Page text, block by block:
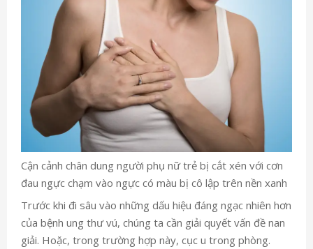
Cận cảnh chân dung người phụ nữ trẻ bị cắt xén với cơn
đau ngực chạm vào ngực có màu bị cô lập trên nền xanh
Trước khi đi sâu vào những dấu hiệu đáng ngạc nhiên hơn
của bệnh ung thư vú, chúng ta cần giải quyết vấn đề nan
giải. Hoặc, trong trường hợp này, cục u trong phòng.